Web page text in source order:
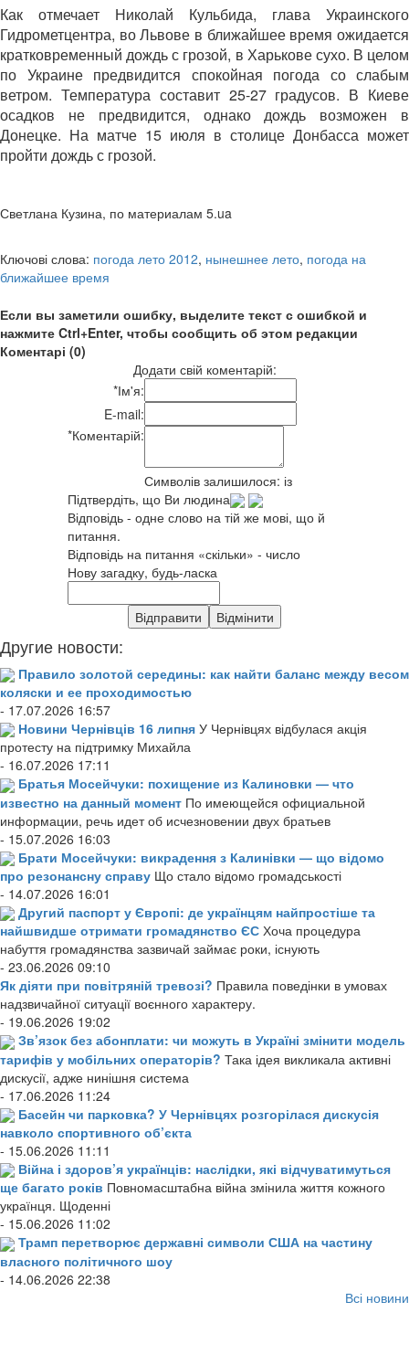
Как отмечает Николай Кульбида, глава Украинского
Гидрометцентра, во Львове в ближайшее время ожидается
кратковременный дождь с грозой, в Харькове сухо. В целом
по Украине предвидится спокойная погода со слабым
ветром. Температура составит 25-27 градусов. В Киеве
осадков не предвидится, однако дождь возможен в
Донецке. На матче 15 июля в столице Донбасса может
пройти дождь с грозой.
Светлана Кузина, по материалам 5.ua
Ключові слова: погода лето 2012, нынешнее лето, погода на
ближайшее время
Если вы заметили ошибку, выделите текст с ошибкой и
нажмите Ctrl+Enter, чтобы сообщить об этом редакции
Коментарі (0)
Додати свій коментарій:
*Ім'я:
E-mail:
*Коментарій:
Символів залишилося: із
Підтвердіть, що Ви людина
Відповідь - одне слово на тій же мові, що й
питання.
Відповідь на питання «скільки» - число
Нову загадку, будь-ласка
Другие новости:
Правило золотой середины: как найти баланс между весом
коляски и ее проходимостью
- 17.07.2026 16:57
Новини Чернівців 16 липня У Чернівцях відбулася акція
протесту на підтримку Михайла
- 16.07.2026 17:11
Братья Мосейчуки: похищение из Калиновки — что
известно на данный момент По имеющейся официальной
информации, речь идет об исчезновении двух братьев
- 15.07.2026 16:03
Брати Мосейчуки: викрадення з Калинівки — що відомо
про резонансну справу Що стало відомо громадськості
- 14.07.2026 16:01
Другий паспорт у Європі: де українцям найпростіше та
найшвидше отримати громадянство ЄС Хоча процедура
набуття громадянства зазвичай займає роки, існують
- 23.06.2026 09:10
Як діяти при повітряній тревозі? Правила поведінки в умовах
надзвичайної ситуації воєнного характеру.
- 19.06.2026 19:02
Зв’язок без абонплати: чи можуть в Україні змінити модель
тарифів у мобільних операторів? Така ідея викликала активні
дискусії, адже нинішня система
- 17.06.2026 11:24
Басейн чи парковка? У Чернівцях розгорілася дискусія
навколо спортивного об’єкта
- 15.06.2026 11:11
Війна і здоров’я українців: наслідки, які відчуватимуться
ще багато років Повномасштабна війна змінила життя кожного
українця. Щоденні
- 15.06.2026 11:02
Трамп перетворює державні символи США на частину
власного політичного шоу
- 14.06.2026 22:38
Всі новини